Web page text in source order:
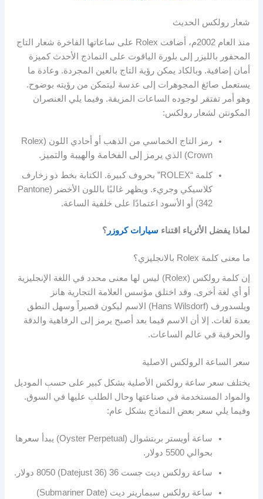
شعار رولكس الحديث
منذ العام 2002م، أضافت Rolex على ساعاتها الفاخرة شعار التاج
المحفور بالليزر إلى بلورة الياقوت على النماذج الأحدث كميزة
أمان إضافية. وبالكاد يمكن رؤية التاج بالعين المجردة. وعادة ما
يستعمل صائغ المجوهرات إلى عدسة ليتمكن من رؤيته بوضوح.
وهو أمر تفتقر لوجوده الساعات المزيفة. وفيما يلي العنصران
المكونتن لشعار رولكس:
رمز التاج الخماسي من الذهب أو أحادي اللون (Rolex
Crown) الذي
يرمز إلى الفخامة والهيبة والتميز.
كلمة “ROLEX” بحروف كبيرة. الكتابة بخط ذو زخارف
كلاسيكي وجريء. ويظهر غالبًا باللون الأخضر (Pantone
342) أو الأسود اعتمادًا على خلفية الساعة.
لماذا يفضل الأثرياء اقتناء سيارات كروزر؟
ما معنى كلمة Rolex بالانجليزي؟
إن كلمة رولكس (Rolex) ليس لها معنى محدد في اللغة الإنجليزية
أو أي لغة أخرى. وقد اختلق مؤسس العلامة التجارية هانز
ويلسدورف (Hans Wilsdorf) الاسم ليكون قصيراً وسهل النطق
بعدة لغات. إلا أن الاسم فيما بعد أصبح يرمز إلى الرفاهية والدقة
والحرفية في عالم الساعات.
سعر الساعة الرولكس الاصلية
يختلف سعر ساعة رولكس الأصلية بشكل كبير على حسب الموديل
والمواد المستخدمة في صناعتها وحال الطلب عليها في السوق.
وفيما يلي سعر بعض النماذج بشكل عام:
ساعة أويستر بربتشوال (Oyster Perpetual) يبدأ سعرها
بحوالي 5500 دولار.
ساعة رولكس ديت جست 36 (Datejust 36) 8050 دولار.
ساعة رولكس سبمارينر ديت (Submariner Date)